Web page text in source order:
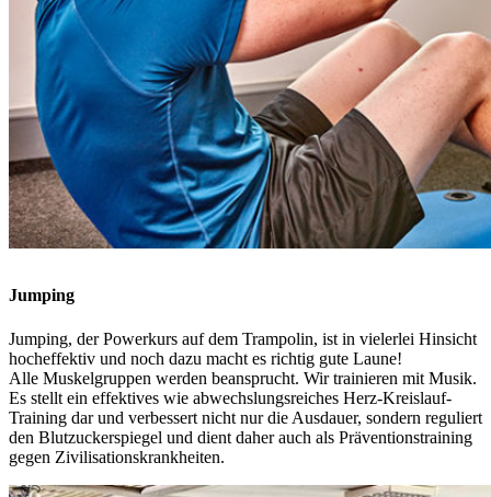
Jumping
Jumping, der Powerkurs auf dem Trampolin, ist in vielerlei Hinsicht
hocheffektiv und noch dazu macht es richtig gute Laune!
Alle Muskelgruppen werden beansprucht. Wir trainieren mit Musik.
Es stellt ein effektives wie abwechslungsreiches Herz-Kreislauf-
Training dar und verbessert nicht nur die Ausdauer, sondern reguliert
den Blutzuckerspiegel und dient daher auch als Präventionstraining
gegen Zivilisationskrankheiten.